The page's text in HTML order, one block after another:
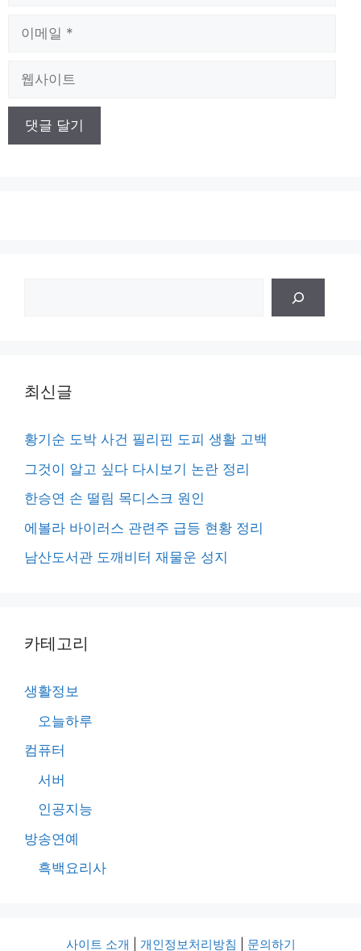
최신글
황기순 도박 사건 필리핀 도피 생활 고백
그것이 알고 싶다 다시보기 논란 정리
한승연 손 떨림 목디스크 원인
에볼라 바이러스 관련주 급등 현황 정리
남산도서관 도깨비터 재물운 성지
카테고리
생활정보
오늘하루
컴퓨터
서버
인공지능
방송연예
흑백요리사
사이트 소개 개인정보처리방침 문의하기